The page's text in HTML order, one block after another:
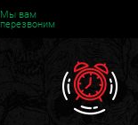
Мы вам
перезвоним